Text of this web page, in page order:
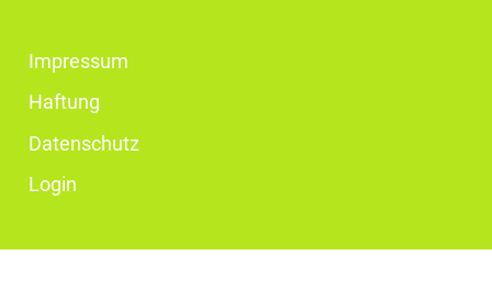
Impressum
Haftung
Datenschutz
Login